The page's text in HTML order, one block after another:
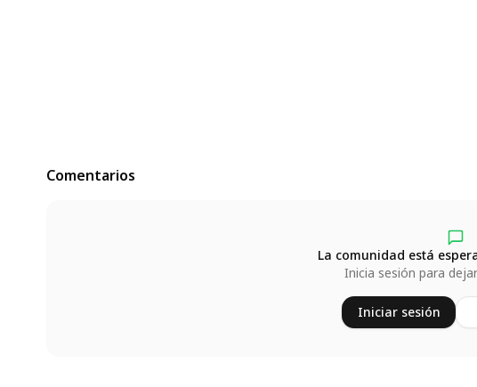
Comentarios
La comunidad está
Inicia sesión para
Iniciar sesión